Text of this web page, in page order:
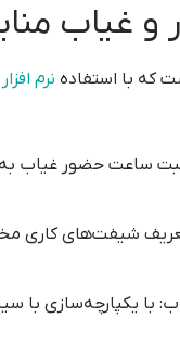
غیاب
که با استفاده نرم
ساعت حضور غیاب
شیفت‌های کاری
با یکپارچه‌سازی با